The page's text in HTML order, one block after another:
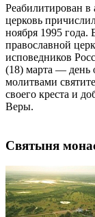
Реабилитирован в
церковь
ноября 1995 года.
православной
исповедников
(18) марта — день
молитвами
своего креста и
Веры.
Святыня